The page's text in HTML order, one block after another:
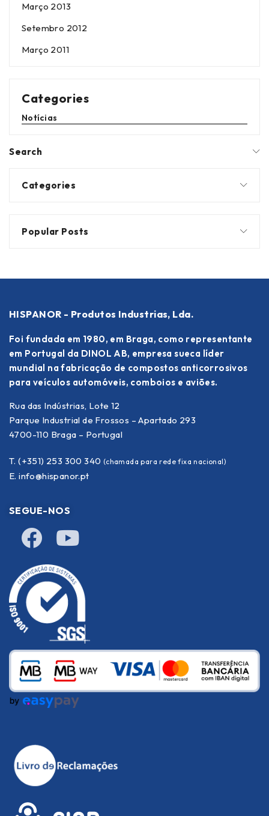
Março 2013
Setembro 2012
Março 2011
Categories
Notícias
Search
Categories
Popular Posts
HISPANOR - Produtos Industrias, Lda.
Foi fundada em 1980, em Braga, como representante
em Portugal da DINOL AB, empresa sueca líder
mundial na fabricação de compostos anticorrosivos
para veículos automóveis, comboios e aviões.
Rua das Indústrias, Lote 12
Parque Industrial de Frossos – Apartado 293
4700-110 Braga – Portugal
T. (+351) 253 300 340 (chamada para rede fixa nacional)
E. info@hispanor.pt
SEGUE-NOS